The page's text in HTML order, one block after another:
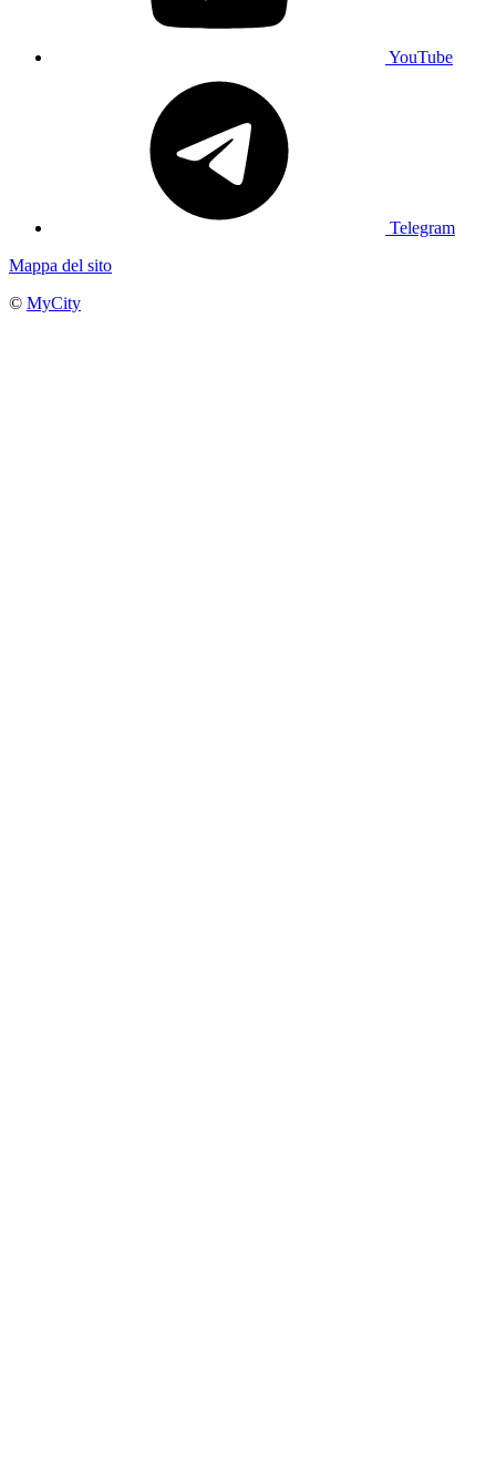
YouTube
Telegram
Mappa del sito
© MyCity